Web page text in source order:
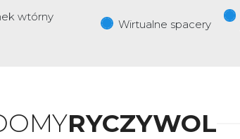
wtórny
Wirtualne spacery
RYCZYWOL